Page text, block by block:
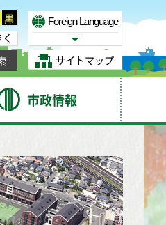
黒
Foreign Language
Select Language
サイトマップ
市政情報